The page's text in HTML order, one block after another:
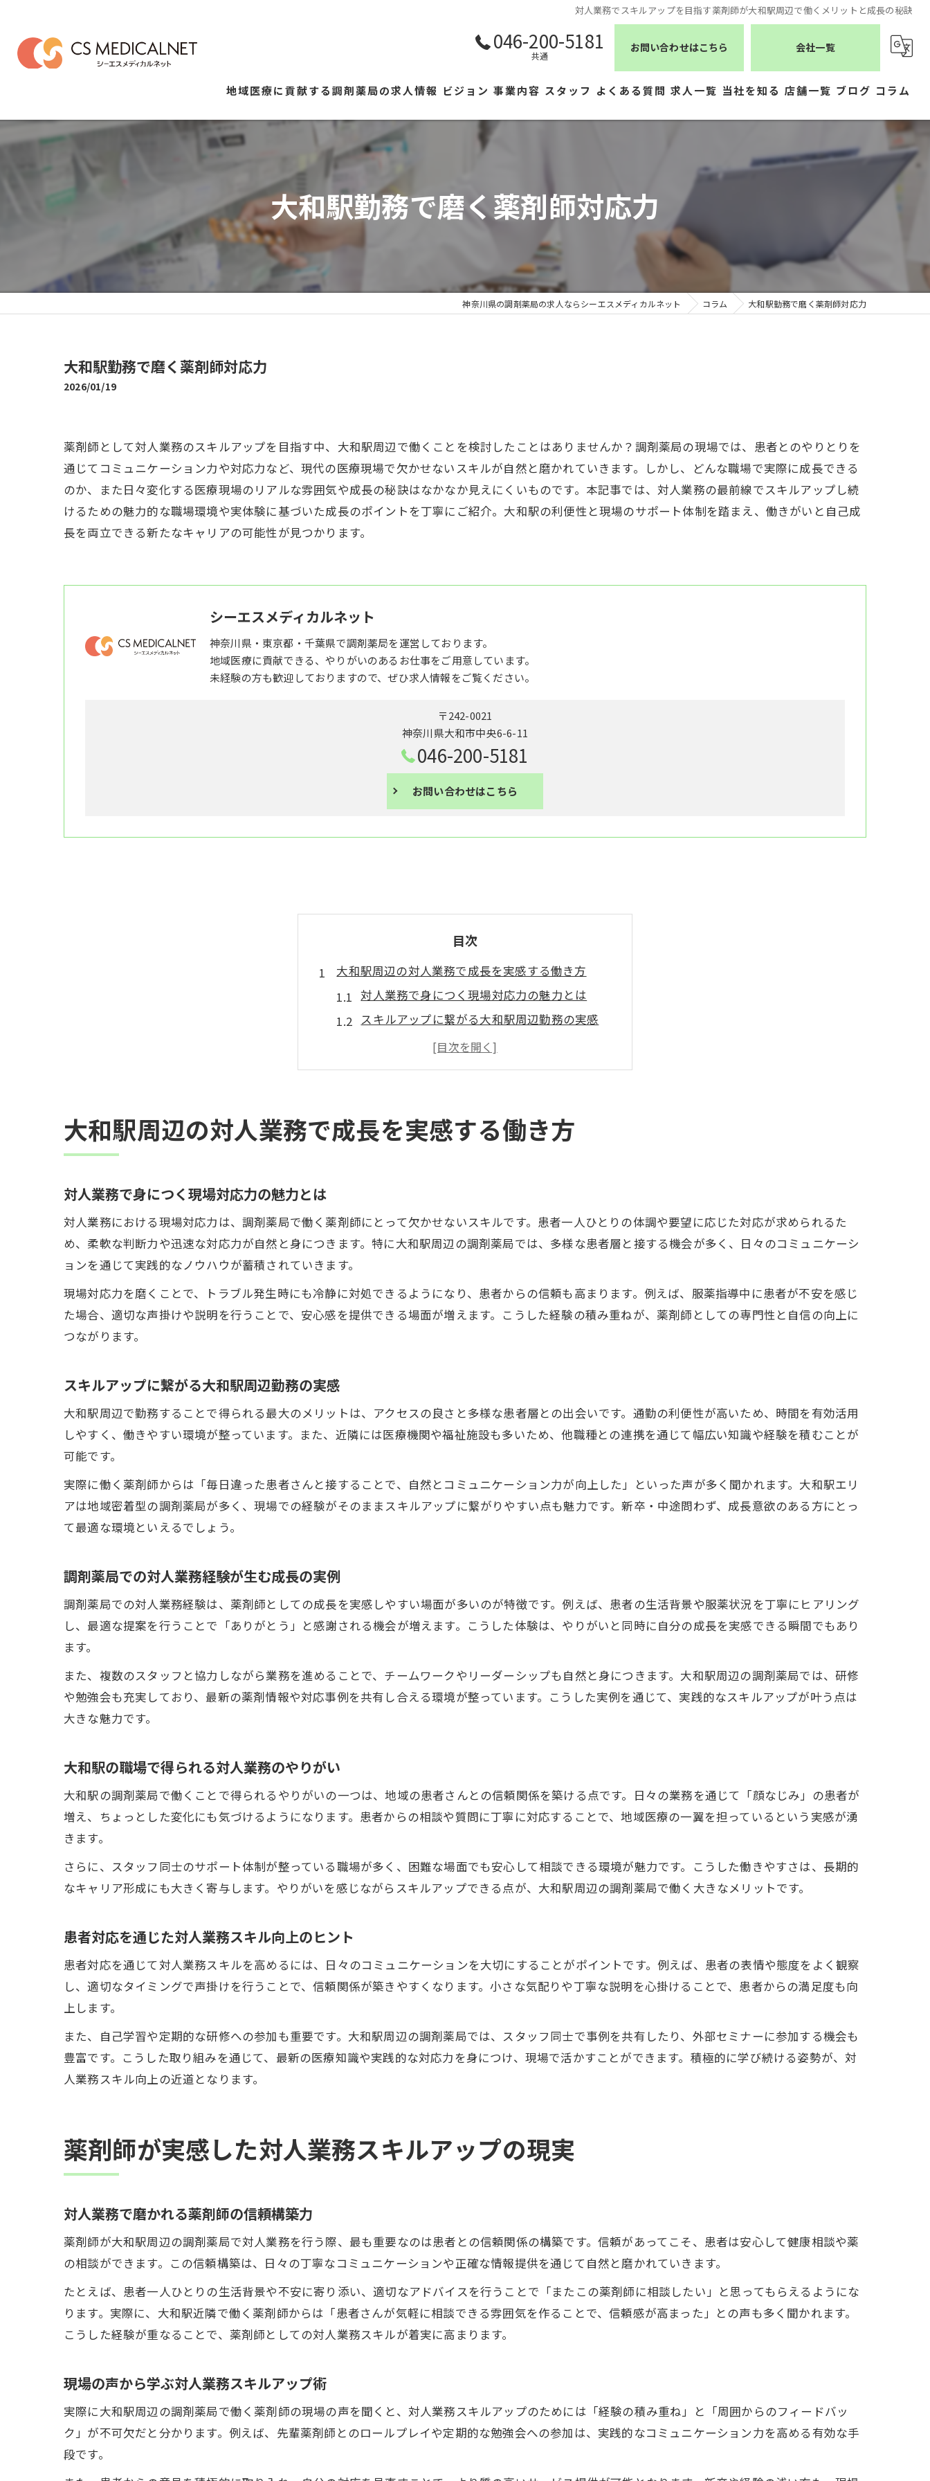
対人業務でスキルアップを目指す薬剤師が大和駅周辺で働くメリットと成長の秘訣
046-200-5181
共通
お問い合わせはこちら 会社一覧
地域医療に貢献する調剤薬局の求人情報 ビジョン 事業内容 スタッフ よくある質問 求人一覧 当社を知る
医療事務
パート
店舗一覧
シーエスメディカルネット
株式会社ジェムス
有限会社トレーフル
ブログ コラム
大和駅勤務で磨く薬剤師対応力
神奈川県の調剤薬局の求人ならシーエスメディカルネット コラム 大和駅勤務で磨く薬剤師対応力
大和駅勤務で磨く薬剤師対応力
2026/01/19
薬剤師として対人業務のスキルアップを目指す中、大和駅周辺で働くことを検討したことはありませんか？調剤薬局の現場では、患者とのやりとりを
通じてコミュニケーション力や対応力など、現代の医療現場で欠かせないスキルが自然と磨かれていきます。しかし、どんな職場で実際に成長できる
のか、また日々変化する医療現場のリアルな雰囲気や成長の秘訣はなかなか見えにくいものです。本記事では、対人業務の最前線でスキルアップし続
けるための魅力的な職場環境や実体験に基づいた成長のポイントを丁寧にご紹介。大和駅の利便性と現場のサポート体制を踏まえ、働きがいと自己成
長を両立できる新たなキャリアの可能性が見つかります。
シーエスメディカルネット
神奈川県・東京都・千葉県で調剤薬局を運営しております。
地域医療に貢献できる、やりがいのあるお仕事をご用意しています。
未経験の方も歓迎しておりますので、ぜひ求人情報をご覧ください。
〒242-0021
神奈川県大和市中央6-6-11
046-200-5181
お問い合わせはこちら
目次
大和駅周辺の対人業務で成長を実感する働き方
対人業務で身につく現場対応力の魅力とは
スキルアップに繋がる大和駅周辺勤務の実感
調剤薬局での対人業務経験が生む成長の実例
大和駅の職場で得られる対人業務のやりがい
薬剤師が実感した対人業務スキルアップの現実
対人業務で磨かれる薬剤師の信頼構築力
薬剤師の成長を促す対人業務サポート体制
日々の業務を活かした対人力強化のポイント
通勤便利な大和駅で得られる対人力と自己成長
大和駅周辺勤務で高まる対人業務スキルの意識
アクセス良好な職場で自己成長を実感しよう
対人業務に興味がある方へ伝えたい現場の魅力
現場で感じる対人業務のやりがいと成長実感
職場体験で見えてくる対人業務の本質
未経験者も挑戦しやすい対人業務の環境
薬剤師が実践する対人業務スキルアップ術
キャリアアップに必要な対人力の磨き方
対人業務を通じた専門性の高め方を解説
働くなら大和駅！対人業務で磨く対応力と自信
安心して対人業務を学べるサポート体制
現場経験が自信に変わる対人業務の魅力
大和駅周辺の対人業務で成長を実感する働き方
対人業務で身につく現場対応力の魅力とは
対人業務における現場対応力は、調剤薬局で働く薬剤師にとって欠かせないスキルです。患者一人ひとりの体調や要望に応じた対応が求められるた
め、柔軟な判断力や迅速な対応力が自然と身につきます。特に大和駅周辺の調剤薬局では、多様な患者層と接する機会が多く、日々のコミュニケーシ
ョンを通じて実践的なノウハウが蓄積されていきます。
現場対応力を磨くことで、トラブル発生時にも冷静に対処できるようになり、患者からの信頼も高まります。例えば、服薬指導中に患者が不安を感じ
た場合、適切な声掛けや説明を行うことで、安心感を提供できる場面が増えます。こうした経験の積み重ねが、薬剤師としての専門性と自信の向上に
つながります。
スキルアップに繋がる大和駅周辺勤務の実感
大和駅周辺で勤務することで得られる最大のメリットは、アクセスの良さと多様な患者層との出会いです。通勤の利便性が高いため、時間を有効活用
しやすく、働きやすい環境が整っています。また、近隣には医療機関や福祉施設も多いため、他職種との連携を通じて幅広い知識や経験を積むことが
可能です。
実際に働く薬剤師からは「毎日違った患者さんと接することで、自然とコミュニケーション力が向上した」といった声が多く聞かれます。大和駅エリ
アは地域密着型の調剤薬局が多く、現場での経験がそのままスキルアップに繋がりやすい点も魅力です。新卒・中途問わず、成長意欲のある方にとっ
て最適な環境といえるでしょう。
調剤薬局での対人業務経験が生む成長の実例
調剤薬局での対人業務経験は、薬剤師としての成長を実感しやすい場面が多いのが特徴です。例えば、患者の生活背景や服薬状況を丁寧にヒアリング
し、最適な提案を行うことで「ありがとう」と感謝される機会が増えます。こうした体験は、やりがいと同時に自分の成長を実感できる瞬間でもあり
ます。
また、複数のスタッフと協力しながら業務を進めることで、チームワークやリーダーシップも自然と身につきます。大和駅周辺の調剤薬局では、研修
や勉強会も充実しており、最新の薬剤情報や対応事例を共有し合える環境が整っています。こうした実例を通じて、実践的なスキルアップが叶う点は
大きな魅力です。
大和駅の職場で得られる対人業務のやりがい
大和駅の調剤薬局で働くことで得られるやりがいの一つは、地域の患者さんとの信頼関係を築ける点です。日々の業務を通じて「顔なじみ」の患者が
増え、ちょっとした変化にも気づけるようになります。患者からの相談や質問に丁寧に対応することで、地域医療の一翼を担っているという実感が湧
きます。
さらに、スタッフ同士のサポート体制が整っている職場が多く、困難な場面でも安心して相談できる環境が魅力です。こうした働きやすさは、長期的
なキャリア形成にも大きく寄与します。やりがいを感じながらスキルアップできる点が、大和駅周辺の調剤薬局で働く大きなメリットです。
患者対応を通じた対人業務スキル向上のヒント
患者対応を通じて対人業務スキルを高めるには、日々のコミュニケーションを大切にすることがポイントです。例えば、患者の表情や態度をよく観察
し、適切なタイミングで声掛けを行うことで、信頼関係が築きやすくなります。小さな気配りや丁寧な説明を心掛けることで、患者からの満足度も向
上します。
また、自己学習や定期的な研修への参加も重要です。大和駅周辺の調剤薬局では、スタッフ同士で事例を共有したり、外部セミナーに参加する機会も
豊富です。こうした取り組みを通じて、最新の医療知識や実践的な対応力を身につけ、現場で活かすことができます。積極的に学び続ける姿勢が、対
人業務スキル向上の近道となります。
薬剤師が実感した対人業務スキルアップの現実
対人業務で磨かれる薬剤師の信頼構築力
薬剤師が大和駅周辺の調剤薬局で対人業務を行う際、最も重要なのは患者との信頼関係の構築です。信頼があってこそ、患者は安心して健康相談や薬
の相談ができます。この信頼構築は、日々の丁寧なコミュニケーションや正確な情報提供を通じて自然と磨かれていきます。
たとえば、患者一人ひとりの生活背景や不安に寄り添い、適切なアドバイスを行うことで「またこの薬剤師に相談したい」と思ってもらえるようにな
ります。実際に、大和駅近隣で働く薬剤師からは「患者さんが気軽に相談できる雰囲気を作ることで、信頼感が高まった」との声も多く聞かれます。
こうした経験が重なることで、薬剤師としての対人業務スキルが着実に高まります。
現場の声から学ぶ対人業務スキルアップ術
実際に大和駅周辺の調剤薬局で働く薬剤師の現場の声を聞くと、対人業務スキルアップのためには「経験の積み重ね」と「周囲からのフィードバッ
ク」が不可欠だと分かります。例えば、先輩薬剤師とのロールプレイや定期的な勉強会への参加は、実践的なコミュニケーション力を高める有効な手
段です。